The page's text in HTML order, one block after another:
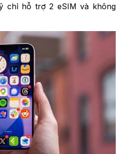
chỉ hỗ trợ 2 eSIM và không